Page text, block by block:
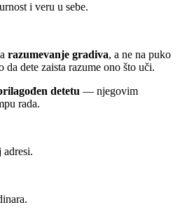
i veru u sebe.
razumevanje gradiva, a ne na puko
da dete zaista razume ono što uči.
detetu — njegovim
rada.
adresi.